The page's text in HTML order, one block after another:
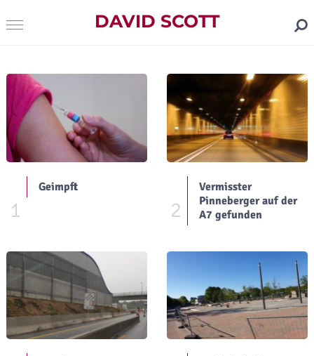
DAVID SCOTT
1
Geimpft
2
Vermisster
Pinneberger auf der
A7 gefunden